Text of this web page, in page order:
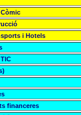
i Hotels
financeres